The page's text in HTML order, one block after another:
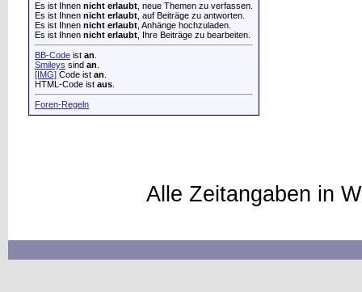
Es ist Ihnen nicht erlaubt , neue Themen zu verfassen.
Es ist Ihnen nicht erlaubt , auf Beiträge zu antworten.
Es ist Ihnen nicht erlaubt , Anhänge hochzuladen.
Es ist Ihnen nicht erlaubt , Ihre Beiträge zu bearbeiten.
BB-Code ist an
Smileys sind an
[IMG] Code ist an
HTML-Code ist aus
Foren-Regeln
Alle Zeitangaben in